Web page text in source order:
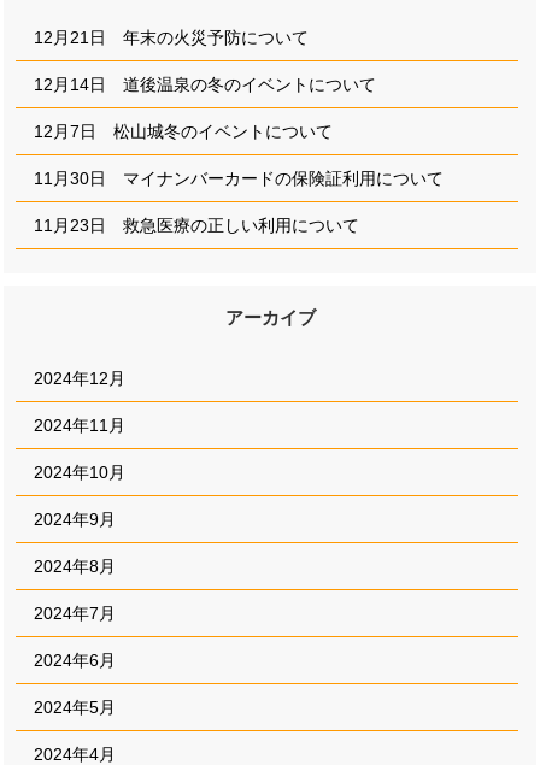
12月21日 年末の火災予防について
12月14日 道後温泉の冬のイベントについて
12月7日 松山城冬のイベントについて
11月30日 マイナンバーカードの保険証利用について
11月23日 救急医療の正しい利用について
アーカイブ
2024年12月
2024年11月
2024年10月
2024年9月
2024年8月
2024年7月
2024年6月
2024年5月
2024年4月